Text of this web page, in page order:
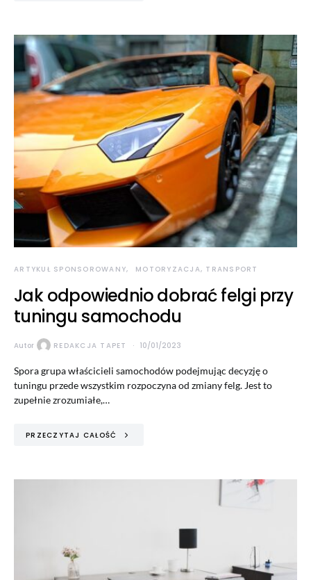
ARTYKUŁ SPONSOROWANY MOTORYZACJA, TRANSPORT
Jak odpowiednio dobrać felgi przy
tuningu samochodu
Autor REDAKCJA TAPET 10/01/2023
Spora grupa właścicieli samochodów podejmując decyzję o
tuningu przede wszystkim rozpoczyna od zmiany felg. Jest to
zupełnie zrozumiałe,…
PRZECZYTAJ CAŁOŚĆ